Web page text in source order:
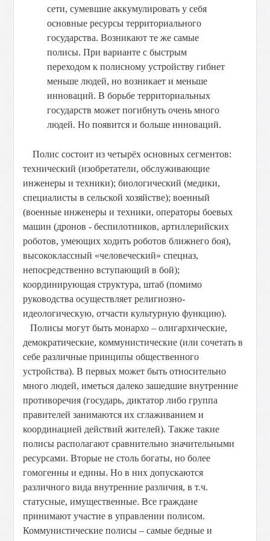
сети, сумевшие аккумулировать у себя
основные ресурсы территориального
государства. Возникают те же самые
полисы. При варианте с быстрым
переходом к полисному устройству гибнет
меньше людей, но возникает и меньше
инноваций. В борьбе территориальных
государств может погибнуть очень много
людей. Но появится и больше инноваций.
Полис состоит из четырёх основных сегментов:
технический (изобретатели, обслуживающие
инженеры и техники); биологический (медики,
специалисты в сельской хозяйстве); военный
(военные инженеры и техники, операторы боевых
машин (дронов - беспилотников, артиллерийских
роботов, умеющих ходить роботов ближнего боя),
высококлассный «человеческий» спецназ,
непосредственно вступающий в бой);
координирующая структура, штаб (помимо
руководства осуществляет религиозно-
идеологическую, отчасти культурную функцию).
Полисы могут быть монархо – олигархические,
демократические, коммунистические (или сочетать в
себе различные принципы общественного
устройства). В первых может быть относительно
много людей, иметься далеко зашедшие внутренние
противоречия (государь, диктатор либо группа
правителей занимаются их сглаживанием и
координацией действий жителей). Также такие
полисы располагают сравнительно значительными
ресурсами. Вторые не столь богаты, но более
гомогенны и едины. Но в них допускаются
различного вида внутренние различия, в т.ч.
статусные, имущественные. Все граждане
принимают участие в управлении полисом.
Коммунистические полисы – самые бедные и